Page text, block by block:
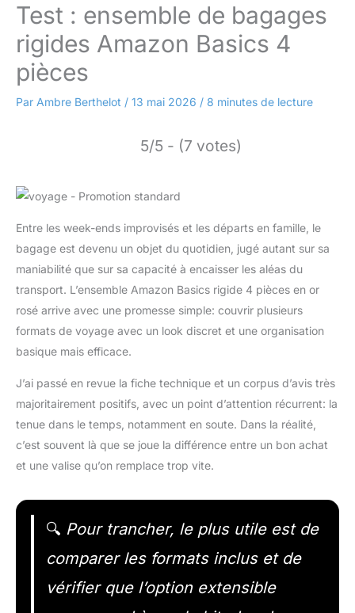
Test : ensemble de bagages
rigides Amazon Basics 4
pièces
Par Ambre Berthelot / 13 mai 2026 / 8 minutes de lecture
5/5 - (7 votes)
Entre les week-ends improvisés et les départs en famille, le
bagage est devenu un objet du quotidien, jugé autant sur sa
maniabilité que sur sa capacité à encaisser les aléas du
transport. L’ensemble Amazon Basics rigide 4 pièces en or
rosé arrive avec une promesse simple: couvrir plusieurs
formats de voyage avec un look discret et une organisation
basique mais efficace.
J’ai passé en revue la fiche technique et un corpus d’avis très
majoritairement positifs, avec un point d’attention récurrent: la
tenue dans le temps, notamment en soute. Dans la réalité,
c’est souvent là que se joue la différence entre un bon achat
et une valise qu’on remplace trop vite.
🔍 Pour trancher, le plus utile est de
comparer les formats inclus et de
vérifier que l’option extensible